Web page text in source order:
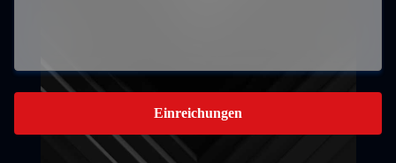
Einreichungen